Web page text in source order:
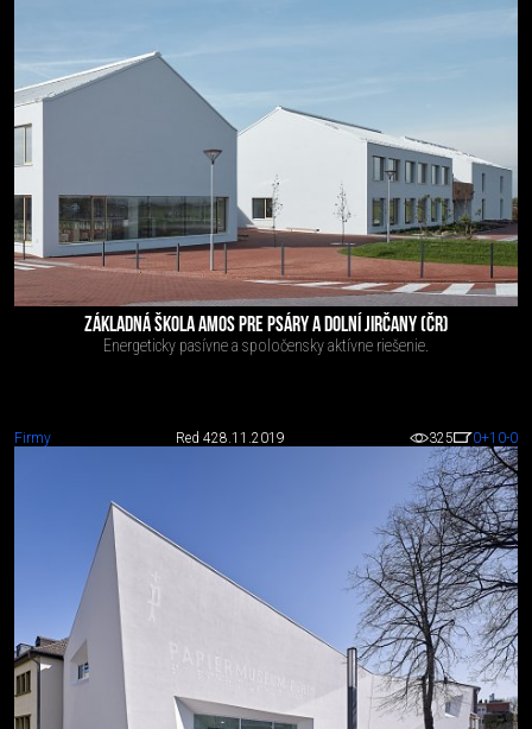
ZÁKLADNÁ ŠKOLA AMOS PRE PSÁRY A DOLNÍ JIRČANY (ČR)
Energeticky pasívne a spoločensky aktívne riešenie.
Firmy Red 428.11.2019 325 0+10-0